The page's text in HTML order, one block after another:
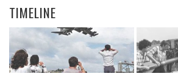
TIMELINE